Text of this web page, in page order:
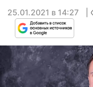
25.01.2021 в 14:27